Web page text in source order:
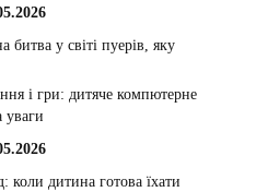
у світі пуерів, яку
і гри: дитяче компютерне
уваги
коли дитина готова їхати